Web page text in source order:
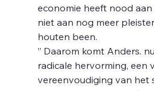
economie heeft nood
niet aan nog meer
houten been.
” Daarom komt Anders.
radicale hervorming, een
vereenvoudiging van het